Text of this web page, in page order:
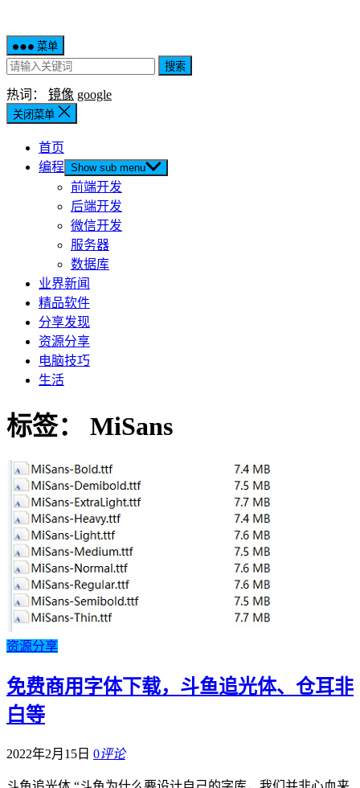
菜单
搜索
热词： 镜像 google
关闭菜单
首页
编程 Show sub menu
前端开发
后端开发
微信开发
服务器
数据库
业界新闻
精品软件
分享发现
资源分享
电脑技巧
生活
标签： MiSans
资源分享
免费商用字体下载，斗鱼追光体、仓耳非
白等
2022年2月15日 0评论